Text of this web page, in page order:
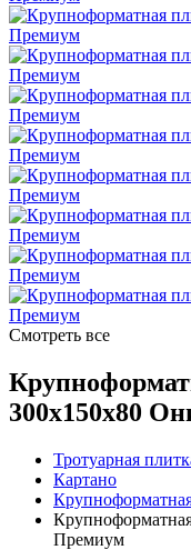
Смотреть все
300х150х80
Тротуарная
Картано
Премиум